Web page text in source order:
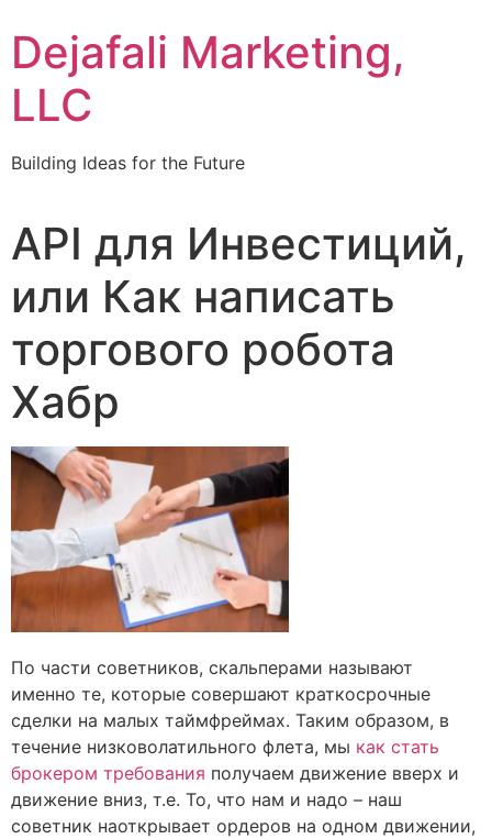
Dejafali Marketing,
LLC
Building Ideas for the Future
API для Инвестиций,
или Как написать
торгового робота
Хабр
По части советников, скальперами называют
именно те, которые совершают краткосрочные
сделки на малых таймфреймах. Таким образом, в
течение низковолатильного флета, мы как стать
брокером требования получаем движение вверх и
движение вниз, т.е. То, что нам и надо – наш
советник наоткрывает ордеров на одном движении,